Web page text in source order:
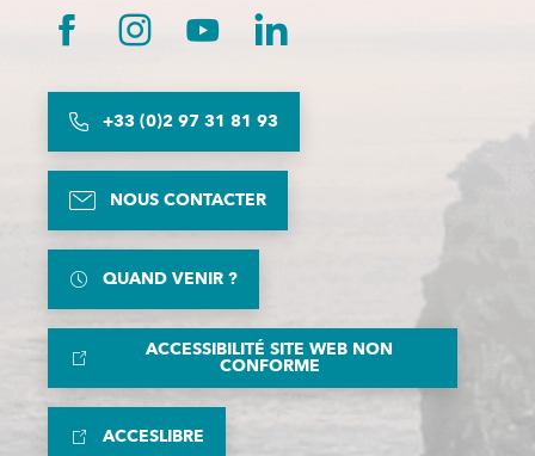
+33 (0)2 97 31 81 93
NOUS CONTACTER
QUAND VENIR ?
ACCESSIBILITÉ SITE WEB NON
CONFORME
ACCESLIBRE